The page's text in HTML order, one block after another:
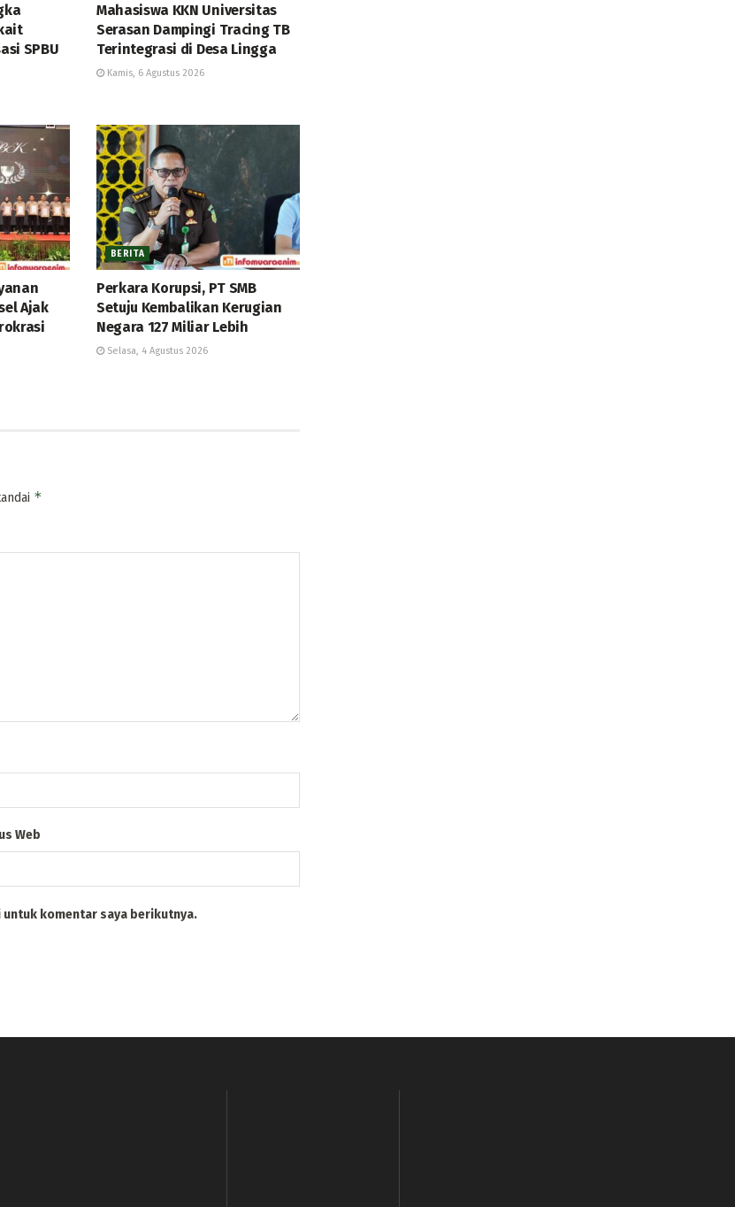
SPBU
Mahasiswa KKN Universitas
Serasan Dampingi Tracing TB
Terintegrasi di Desa Lingga
Kamis, 6 Agustus 2026
Ajak
BERITA
Perkara Korupsi, PT SMB
Setuju Kembalikan Kerugian
Negara 127 Miliar Lebih
Selasa, 4 Agustus 2026
*
Web
untuk komentar saya berikutnya.